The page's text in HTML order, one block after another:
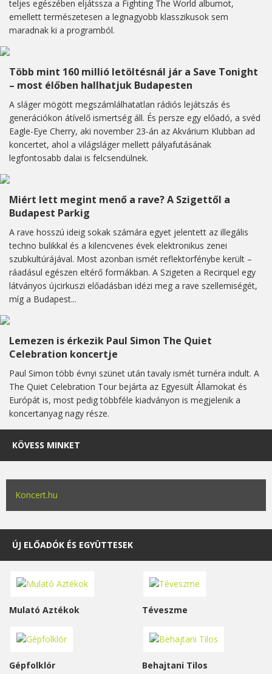
teljes egészében eljátssza a Fighting The World albumot,
emellett természetesen a legnagyobb klasszikusok sem
maradnak ki a programból.
Több mint 160 millió letöltésnál jár a Save Tonight
– most élőben hallhatjuk Budapesten
A sláger mögött megszámlálhatatlan rádiós lejátszás és
generációkon átívelő ismertség áll. És persze egy előadó, a svéd
Eagle-Eye Cherry, aki november 23-án az Akvárium Klubban ad
koncertet, ahol a világsláger mellett pályafutásának
legfontosabb dalai is felcsendülnek.
Miért lett megint menő a rave? A Szigettől a
Budapest Parkig
A rave hosszú ideig sokak számára egyet jelentett az illegális
techno bulikkal és a kilencvenes évek elektronikus zenei
szubkultúrájával. Most azonban ismét reflektorfénybe került –
ráadásul egészen eltérő formákban. A Szigeten a Recirquel egy
látványos újcirkuszi előadásban idézi meg a rave szellemiségét,
míg a Budapest...
Lemezen is érkezik Paul Simon The Quiet
Celebration koncertje
Paul Simon több évnyi szünet után tavaly ismét turnéra indult. A
The Quiet Celebration Tour bejárta az Egyesült Államokat és
Európát is, most pedig többféle kiadványon is megjelenik a
koncertanyag nagy része.
KÖVESS MINKET
Koncert.hu
ÚJ ELŐADÓK ÉS EGYÜTTESEK
Mulató Aztékok Téveszme
Gépfolklór Behajtani Tilos